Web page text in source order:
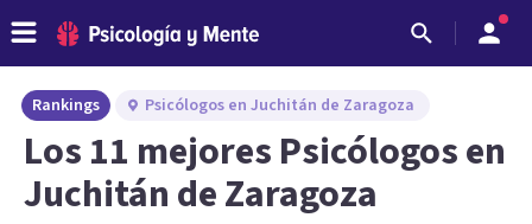
Rankings Psicólogos en Juchitán de Zaragoza
Los 11 mejores Psicólogos en
Juchitán de Zaragoza